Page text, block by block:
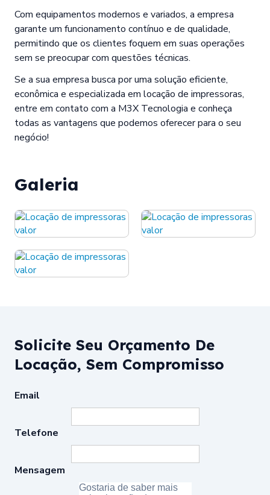
Com equipamentos modernos e variados, a empresa
garante um funcionamento contínuo e de qualidade,
permitindo que os clientes foquem em suas operações
sem se preocupar com questões técnicas.
Se a sua empresa busca por uma solução eficiente,
econômica e especializada em locação de impressoras,
entre em contato com a M3X Tecnologia e conheça
todas as vantagens que podemos oferecer para o seu
negócio!
Galeria
Solicite Seu Orçamento De
Locação, Sem Compromisso
Email
Telefone
Mensagem